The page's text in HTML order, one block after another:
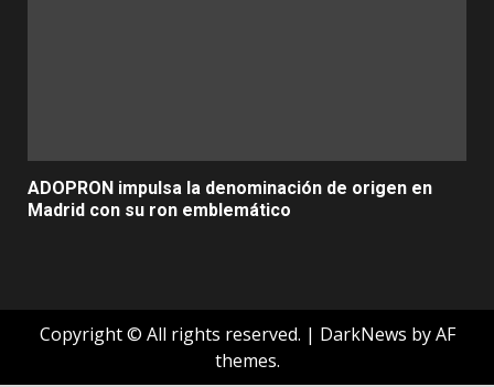
ADOPRON impulsa la denominación de origen en
Madrid con su ron emblemático
Copyright © All rights reserved. | DarkNews by AF
themes.